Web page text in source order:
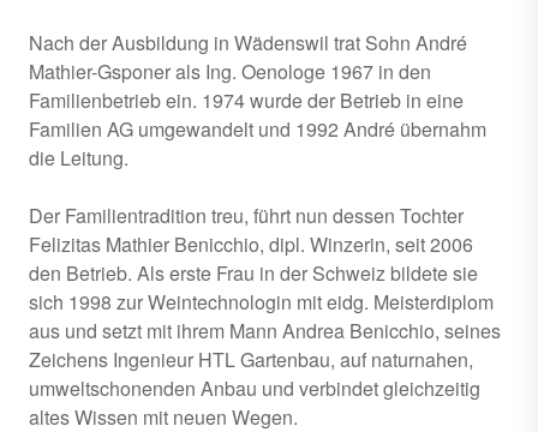
Nach der Ausbildung in Wädenswil trat Sohn André
Mathier-Gsponer als Ing. Oenologe 1967 in den
Familienbetrieb ein. 1974 wurde der Betrieb in eine
Familien AG umgewandelt und 1992 André übernahm
die Leitung.
Der Familientradition treu, führt nun dessen Tochter
Felizitas Mathier Benicchio, dipl. Winzerin, seit 2006
den Betrieb. Als erste Frau in der Schweiz bildete sie
sich 1998 zur Weintechnologin mit eidg. Meisterdiplom
aus und setzt mit ihrem Mann Andrea Benicchio, seines
Zeichens Ingenieur HTL Gartenbau, auf naturnahen,
umweltschonenden Anbau und verbindet gleichzeitig
altes Wissen mit neuen Wegen.